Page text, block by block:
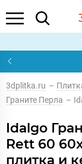
3dplitka.ru –
Граните Перла –
Idalgo
Rett 60
плитка и